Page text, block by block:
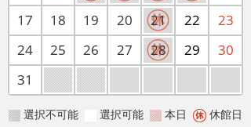
17
18 19 20 21 22
23
24
25 26 27 28 29
30
31
選択不可能 選択可能 本日 休館日